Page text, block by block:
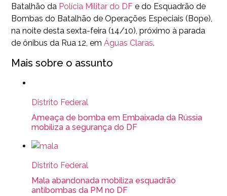
Batalhão da Polícia Militar do DF e do Esquadrão de
Bombas do Batalhão de Operações Especiais (Bope),
na noite desta sexta-feira (14/10), próximo à parada
de ônibus da Rua 12, em Águas Claras.
Mais sobre o assunto
Distrito Federal
Ameaça de bomba em Embaixada da Rússia
mobiliza a segurança do DF
Distrito Federal
Mala abandonada mobiliza esquadrão
antibombas da PM no DF